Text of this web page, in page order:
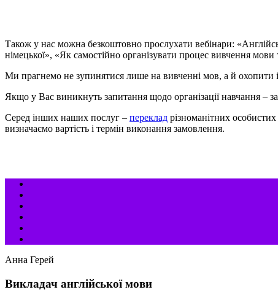
Також у нас можна безкоштовно прослухати вебінари:
німецької», «Як самостійно організувати процес вивчення мови
Ми прагнемо не зупинятися лише на вивченні мов, а й охопити
Якщо у Вас виникнуть запитання щодо організації навчання –
Серед інших наших послуг – переклад різноманітних
визначаємо вартість і термін виконання замовлення.
Анна Герей
Викладач англійської мови